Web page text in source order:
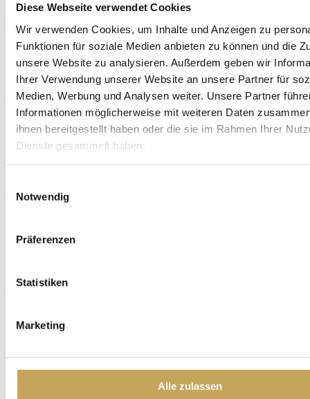
Diese Webseite verwendet Cookies
Wir verwenden Cookies, um Inhalte und Anzeigen zu
Funktionen für soziale Medien anbieten zu können und die
unsere Website zu analysieren. Außerdem geben wir
Ihrer Verwendung unserer Website an unsere Partner für
Medien, Werbung und Analysen weiter. Unsere Partner
Informationen möglicherweise mit weiteren Daten
ihnen bereitgestellt haben oder die sie im Rahmen Ihrer
Dienste gesammelt haben.
Notwendig
Präferenzen
Statistiken
Marketing
Alle zulassen
(*)
Das ist nicht korrekt.
Mit dem Versenden des Formulars bestätigen Sie, dass Sie die
Datenschutzerklärungzur Kenntnis genommen haben und
zustimmen, dass Ihre Angaben elektronisch gespeichert werden,
sowie dieAllgemeinen Geschäftsbedingungen (AGB)zur Kenntnis
genommen haben und mit deren Geltung einverstanden sind.
Jetzt bestellen
(*)
Anti-Roboter-Verifizierung
Hier klicken
Keine Versandkosten
Verkaufserlös mit Ankaufrechner
Damit Sie einen ersten Eindruck davon bekommen, welcher
Verkaufserlös realistisch ist, bieten wir Ihnen unseren